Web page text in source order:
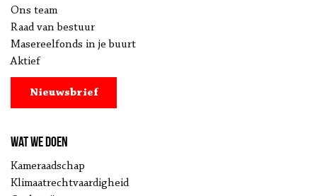
Ons team
Raad van bestuur
Masereelfonds in je buurt
Aktief
Nieuwsbrief
Wat we doen
Kameraadschap
Klimaatrechtvaardigheid